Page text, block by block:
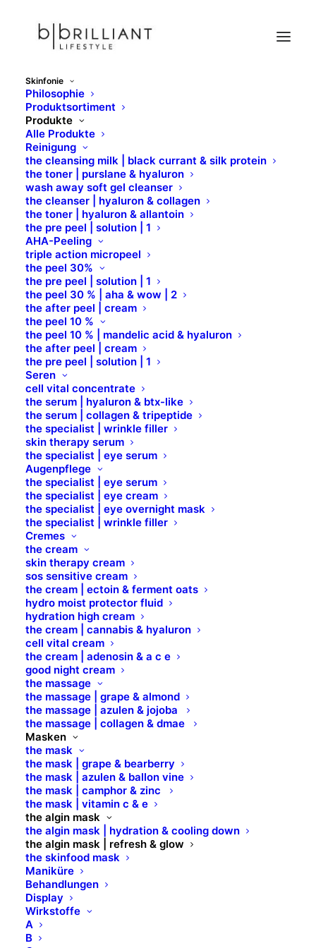
Skinfonie
Philosophie
Produktsortiment
Produkte
Alle Produkte
Reinigung
the cleansing milk | black currant & silk protein
the toner | purslane & hyaluron
wash away soft gel cleanser
the cleanser | hyaluron & collagen
the toner | hyaluron & allantoin
the pre peel | solution | 1
AHA-Peeling
triple action micropeel
the peel 30%
the pre peel | solution | 1
the peel 30 % | aha & wow | 2
the after peel | cream
the peel 10 %
the peel 10 % | mandelic acid & hyaluron
the after peel | cream
the pre peel | solution | 1
Seren
cell vital concentrate
the serum | hyaluron & btx-like
the serum | collagen & tripeptide
the specialist | wrinkle filler
skin therapy serum
the specialist | eye serum
Augenpflege
the specialist | eye serum
the specialist | eye cream
the specialist | eye overnight mask
the specialist | wrinkle filler
Cremes
the cream
skin therapy cream
sos sensitive cream
the cream | ectoin & ferment oats
hydro moist protector fluid
hydration high cream
the cream | cannabis & hyaluron
cell vital cream
the cream | adenosin & a c e
good night cream
the massage
the massage | grape & almond
the massage | azulen & jojoba
the massage | collagen & dmae
Masken
the mask
the mask | grape & bearberry
the mask | azulen & ballon vine
the mask | camphor & zinc
the mask | vitamin c & e
the algin mask
the algin mask | hydration & cooling down
the algin mask | refresh & glow
the skinfood mask
Maniküre
Behandlungen
Display
Wirkstoffe
A
B
the algae mask | refresh & glow
Home
the algae mask
refresh & glow
vitamin c | algin | minerals
revitalizing | hydrating |
brightening
the algae mask | refresh & glow ist eine
professionelle Alginat-Maske mit Vitamin C für ein
strahlendes, aufgeklärtes und frisches Hautbild.
Vitamin C besitzt eine stark antioxidative,
revitalisierende und aufhellende Wirkung. Es wirkt
Falten entgegen, strafft und verbessert die
Elastizität. Algin aus der Braunalge unterstützt mit
seinem filmbildenden Okklusiveffekt sowie dem
langanhaltenden, hydratisierenden Effekt diese
Wirkung. Das Ergebnis ist eine revitalisierte,
strahlende, geglättete und straffere Haut. Für alle
Hauttypen geeignet, insbesondere bei reifer und
fahler Haut, bei Falten, Mangel an Elastizität und
Festigkeit.
Art.Nr. 10133
25 g | 1 Anwendung/Monodosis
Zubehör: Art.Nr. ART. 829310 Modelagentopf mit
Spatel, 18cm, Durchmesser 15 cm